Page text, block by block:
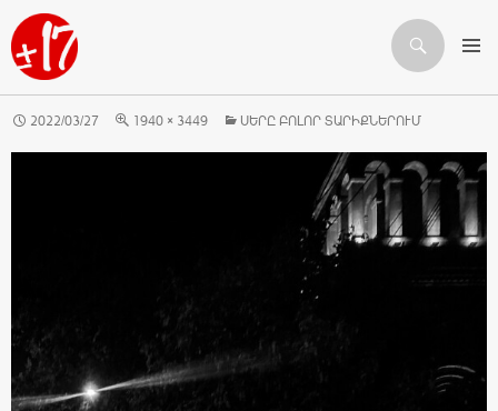
Որոնում
ԱՆՑՆԵԼ ԲՈՎԱՆԴԱԿՈՒԹՅԱՆԸ
2022/03/27 1940 × 3449 ՍԵՐԸ ԲՈԼՈՐ ՏԱՐԻՔՆԵՐՈՒՄ